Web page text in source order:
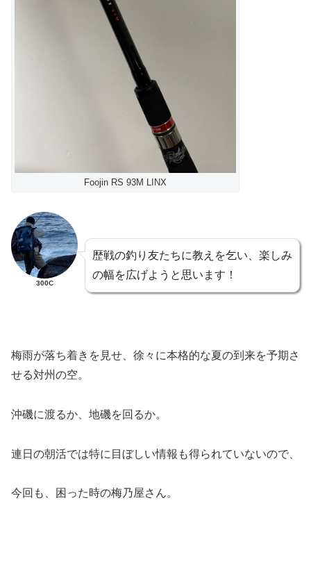
Foojin RS 93M LINX
300C
歴戦の釣り友たちに教えを乞い、楽しみ
の幅を広げようと思います！
梅雨が落ち着きを見せ、徐々に本格的な夏の到来を予期さ
せる対州の空。
沖磯に渡るか、地磯を回るか。
連日の朝活では特に目ぼしい情報も得られていないので、
今回も、困った時の梅乃屋さん。